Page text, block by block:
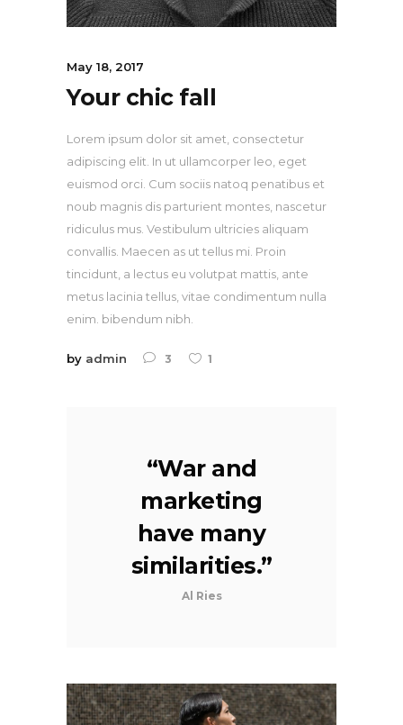
May 18, 2017
Your chic fall
Lorem ipsum dolor sit amet, consectetur
adipiscing elit. In ut ullamcorper leo, eget
euismod orci. Cum sociis natoq penatibus et
noub magnis dis parturient montes, nascetur
ridiculus mus. Vestibulum ultricies aliquam
convallis. Maecen as ut tellus mi. Proin
tincidunt, a lectus eu volutpat mattis, ante
metus lacinia tellus, vitae condimentum nulla
enim. bibendum nibh.
by admin 3 1
“War and
marketing
have many
similarities.”
Al Ries